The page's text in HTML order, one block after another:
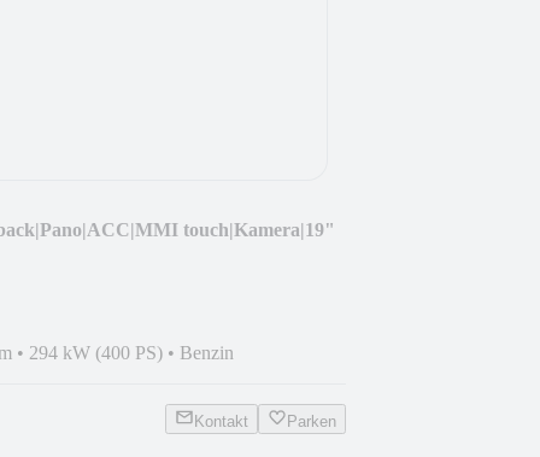
touch|Kamera|19"
• 294 kW (400 PS) • Benzin
Kontakt Parken